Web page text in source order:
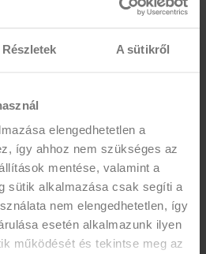
Részletek A sütikről
elengedhetetlen a
így ahhoz nem szükséges az
mentése, valamint a
sütik alkalmazása csak segíti a
nem elengedhetetlen, így
esetén alkalmazunk ilyen
működését és tekintse meg az
szükség van a
nem adják fel, képesek
társalapítója is
aki nemcsak a
beszélt, hanem szót
– környezeti,
és Governance –
is, és hogy
ez a megváltozott